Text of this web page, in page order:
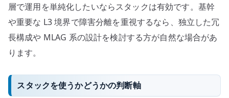
層で運用を単純化したいならスタックは有効です。基幹
や重要な L3 境界で障害分離を重視するなら、独立した冗
長構成や MLAG 系の設計を検討する方が自然な場合があ
ります。
スタックを使うかどうかの判断軸